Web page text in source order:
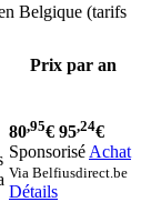
Belgique (tarifs
Prix par an
80,95€ 95,24€
Sponsorisé Achat
Via Belfiusdirect.be
Détails